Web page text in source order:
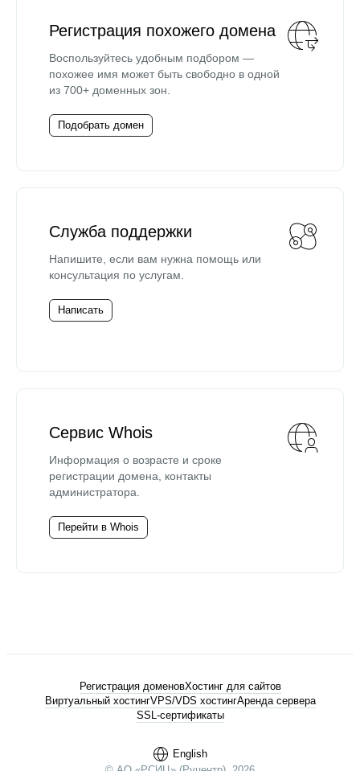
Регистрация похожего домена
Воспользуйтесь удобным подбором —
похожее имя может быть свободно в одной
из 700+ доменных зон.
Подобрать домен
Служба поддержки
Напишите, если вам нужна помощь или
консультация по услугам.
Написать
Сервис Whois
Информация о возрасте и сроке
регистрации домена, контакты
администратора.
Перейти в Whois
English
Регистрация доменовХостинг для сайтов
Виртуальный хостингVPS/VDS хостингАренда сервера
SSL-сертификаты